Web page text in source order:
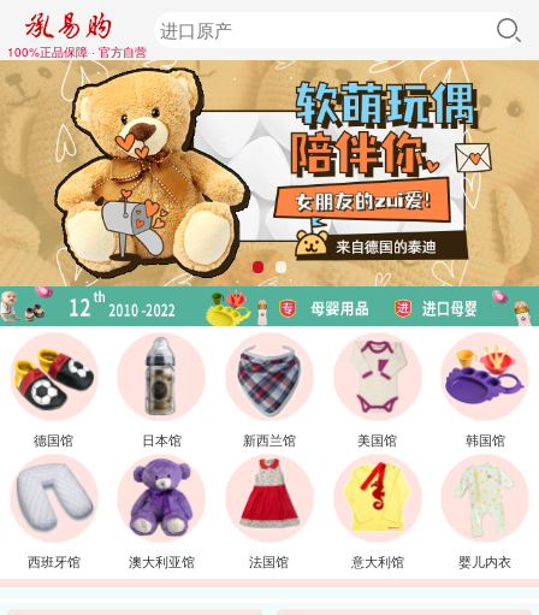
100%正品保障 · 官方自营
德国馆 日本馆 新西兰馆 美国馆 韩国馆
西班牙馆 澳大利亚馆 法国馆 意大利馆 婴儿内衣